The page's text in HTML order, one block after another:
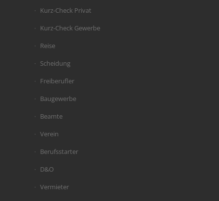
Kurz-Check Privat
Kurz-Check Gewerbe
Reise
Scheidung
Freiberufler
Baugewerbe
Beamte
Verein
Berufsstarter
D&O
Vermieter